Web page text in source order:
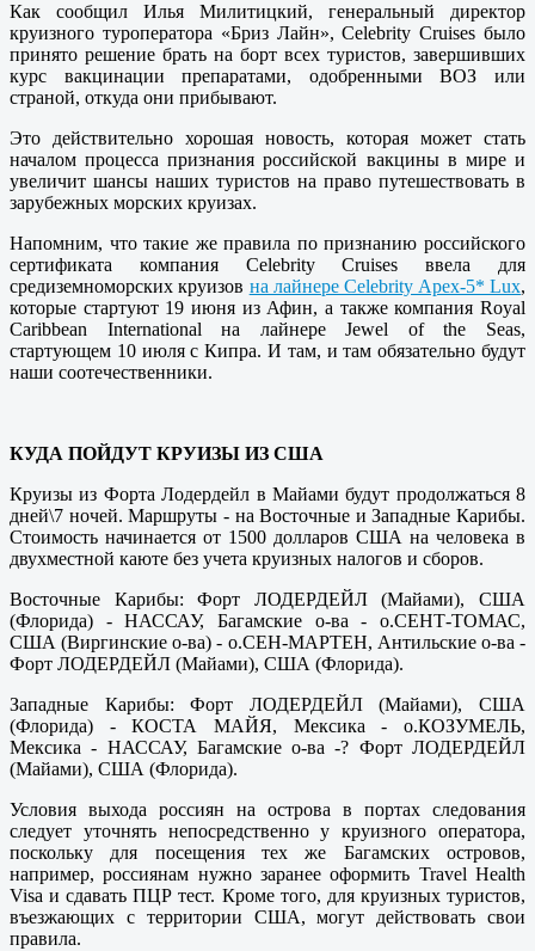
Как сообщил Илья Милитицкий, генеральный директор
круизного туроператора «Бриз Лайн», Celebrity Cruises было
принято решение брать на борт всех туристов, завершивших
курс вакцинации препаратами, одобренными ВОЗ или
страной, откуда они прибывают.
Это действительно хорошая новость, которая может стать
началом процесса признания российской вакцины в мире и
увеличит шансы наших туристов на право путешествовать в
зарубежных морских круизах.
Напомним, что такие же правила по признанию российского
сертификата компания Celebrity Cruises ввела для
средиземноморских круизов на лайнере Celebrity Apex-5* Lux,
которые стартуют 19 июня из Афин, а также компания Royal
Caribbean International на лайнере Jewel of the Seas,
стартующем 10 июля с Кипра. И там, и там обязательно будут
наши соотечественники.
КУДА ПОЙДУТ КРУИЗЫ ИЗ США
Круизы из Форта Лодердейл в Майами будут продолжаться 8
дней\7 ночей. Маршруты - на Восточные и Западные Карибы.
Стоимость начинается от 1500 долларов США на человека в
двухместной каюте без учета круизных налогов и сборов.
Восточные Карибы: Форт ЛОДЕРДЕЙЛ (Майами), США
(Флорида) - НАССАУ, Багамские о-ва - о.СЕНТ-ТОМАС,
США (Виргинские о-ва) - о.СЕН-МАРТЕН, Антильские о-ва -
Форт ЛОДЕРДЕЙЛ (Майами), США (Флорида).
Западные Карибы: Форт ЛОДЕРДЕЙЛ (Майами), США
(Флорида) - КОСТА МАЙЯ, Мексика - о.КОЗУМЕЛЬ,
Мексика - НАССАУ, Багамские о-ва -? Форт ЛОДЕРДЕЙЛ
(Майами), США (Флорида).
Условия выхода россиян на острова в портах следования
следует уточнять непосредственно у круизного оператора,
поскольку для посещения тех же Багамских островов,
например, россиянам нужно заранее оформить Travel Health
Visa и сдавать ПЦР тест. Кроме того, для круизных туристов,
въезжающих с территории США, могут действовать свои
правила.